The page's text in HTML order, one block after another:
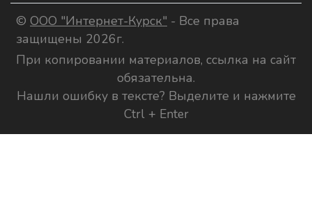
© ООО "Интернет-Курск" - Все права
защищены 2026г.
При копировании материалов, ссылка на сайт
обязательна.
Нашли ошибку в тексте? Выделите и нажмите
Ctrl + Enter